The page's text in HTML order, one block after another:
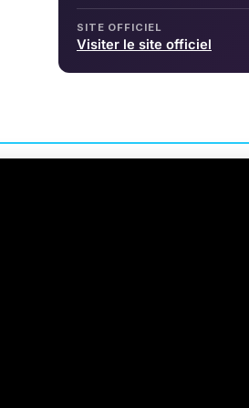
SITE OFFICIEL
Visiter le site officiel